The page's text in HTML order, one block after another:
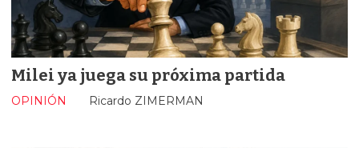
Milei ya juega su próxima partida
Ricardo ZIMERMAN
OPINIÓN